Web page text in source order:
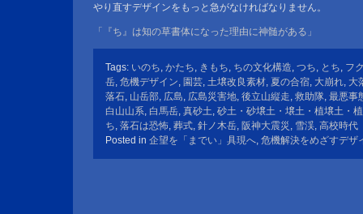
やり直すデザインをもっと急がなければなりません。
「『ち』は知の草書体になった理由に神髄がある」
Tags: いのち, かたち, きもち, ちの文化構造, つち, とち, フ
岳, 危機デザイン, 園芸, 土壌改良素材, 夏の合宿, 大崩れ, 大
落石, 山岳部, 広島, 広島災害地, 後立山縦走, 救助隊, 最悪事
白山山系, 白馬岳, 真砂土, 砂土・砂壌土・壌土・植壌土・
ち, 落石は恐怖, 葬式, 針ノ木岳, 阪神大震災 , 雪渓, 高校時代
Posted in 企望を「までい」具現へ, 危機解決をめざすデザ